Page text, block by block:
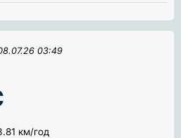
03:49
км/год